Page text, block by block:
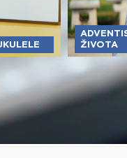
ŽIVOTA